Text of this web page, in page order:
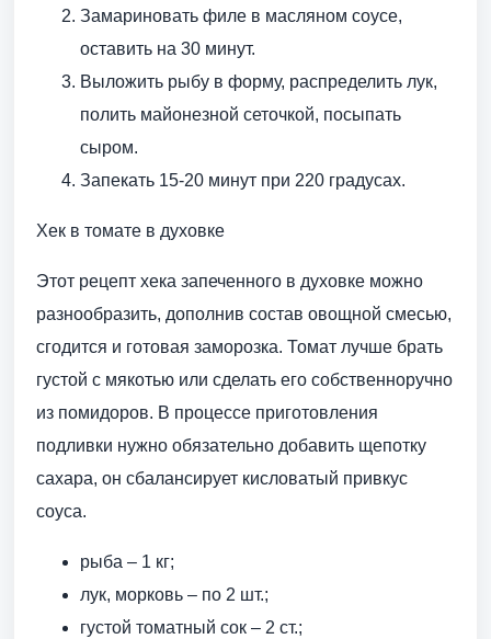
Замариновать филе в масляном соусе,
оставить на 30 минут.
Выложить рыбу в форму, распределить лук,
полить майонезной сеточкой, посыпать
сыром.
Запекать 15-20 минут при 220 градусах.
Хек в томате в духовке
Этот рецепт хека запеченного в духовке можно
разнообразить, дополнив состав овощной смесью,
сгодится и готовая заморозка. Томат лучше брать
густой с мякотью или сделать его собственноручно
из помидоров. В процессе приготовления
подливки нужно обязательно добавить щепотку
сахара, он сбалансирует кисловатый привкус
соуса.
рыба – 1 кг;
лук, морковь – по 2 шт.;
густой томатный сок – 2 ст.;